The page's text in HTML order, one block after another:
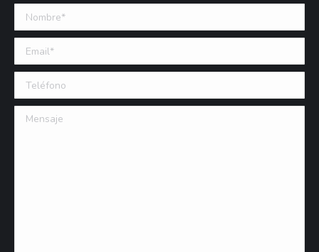
Nombre *
Email (requerido)
Teléfono
Mensaje